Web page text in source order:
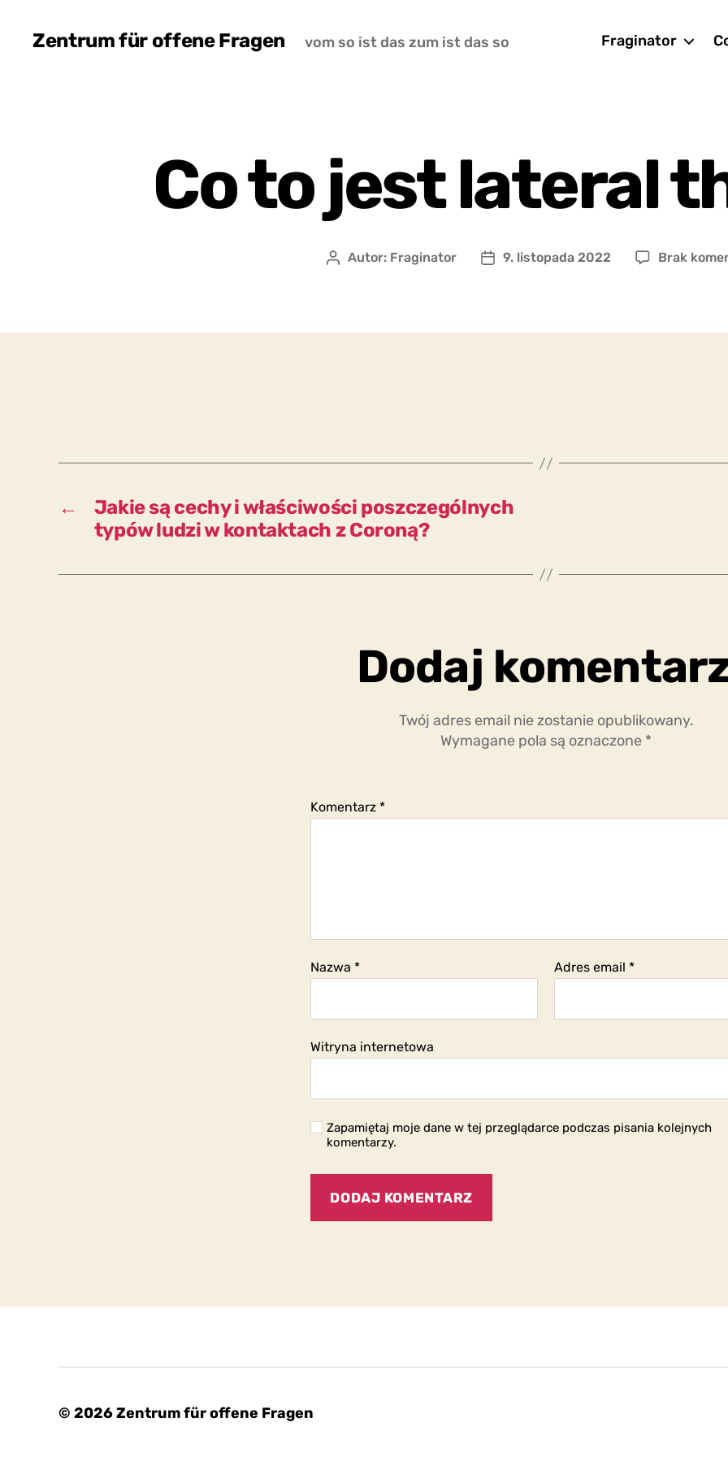
Zentrum für offene Fragen vom so ist das zum ist das so Fraginator
Co to jest lateral
Autor
Autor: Fraginator
Data9. listopada 2022 Brak
←
Jakie są cechy i właściwości poszczególnych
typów ludzi w kontaktach z Coroną?
Dodaj
Twój adres email nie zostanie opublikowany.
Wymagane pola są oznaczone *
Komentarz *
Nazwa * Adres email *
Witryna internetowa
Zapamiętaj moje dane w tej przeglądarce podczas pisania kolejnych
komentarzy.
© 2026Zentrum für offene Fragen